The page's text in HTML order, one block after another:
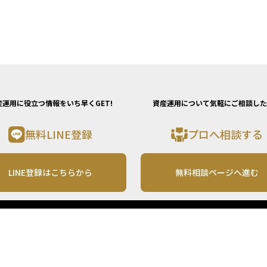
運用に役立つ情報をいち早くGET!
無料LINE登録
LINE登録はこちらから
資産運用について気軽にご相談し
プロへ相談する
無料相談ページへ進む